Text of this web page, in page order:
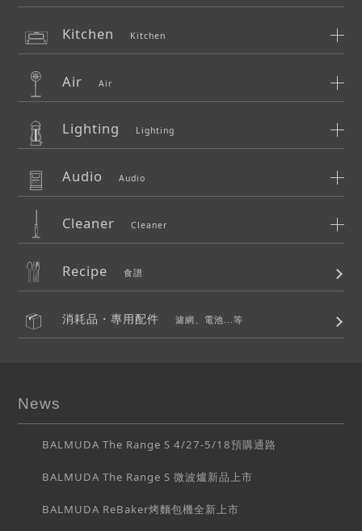
Kitchen Kitchen
Air Air
Lighting Lighting
Audio Audio
Cleaner Cleaner
Recipe 食譜
消耗品・專用配件 濾網、電池...等
News
BALMUDA The Range S 4/27-5/18預購通路
BALMUDA The Range S 微波爐新品上市
BALMUDA ReBaker烤麵包機全新上市